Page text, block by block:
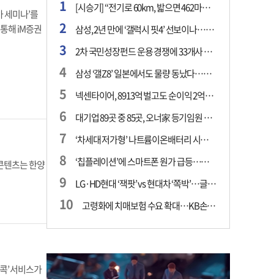
세미나’를
해 iM증권
텐츠는 한양
’ 서비스가
[시승기] “전기로 60km, 밟으면 462마력”…볼보 XC60 T8의 두 얼굴
삼성, 2년 만에 ‘갤럭시 핏4’ 선보이나…웨어러블 생태계 확장 ‘시동’
2차 국민성장펀드 운용 경쟁에 33개사 몰렸다…신한·하나 등 새 얼굴 대거 합류
삼성 ‘갤Z8’ 일본에서도 물량 동났다…애플 참전 앞두고 선두 수성 ‘시험대’
넥센타이어, 8913억 벌고도 순이익 2억…유럽 세부담에 이익 증발
대기업 89곳 중 85곳, 오너家 등기임원 겸직…BS 46곳·SM 45곳 ‘족벌경영’ 고착화
‘차세대 저가형’ 나트륨이온배터리 시대 오나…LG화학·에코프로, 상용화 속도낸다
‘칩플레이션’에 스마트폰 원가 급등…삼성전자, ‘엑시노스’ 채택 확대하나
LG·HD현대 ‘잭팟’ vs 현대차 ‘쪽박’…글로벌 사모펀드, 韓 대기업 투자 ‘희비’
고령화에 치매보험 수요 확대…KB손보·삼성화재가 ‘시장 주도’